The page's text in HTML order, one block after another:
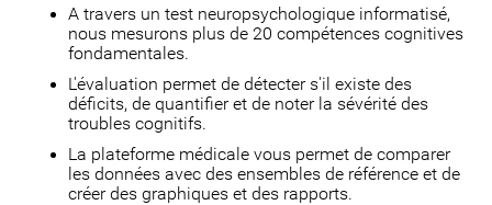
A travers un test neuropsychologique informatisé,
nous mesurons plus de 20 compétences cognitives
fondamentales.
L'évaluation permet de détecter s'il existe des
déficits, de quantifier et de noter la sévérité des
troubles cognitifs.
La plateforme médicale vous permet de comparer
les données avec des ensembles de référence et de
créer des graphiques et des rapports.